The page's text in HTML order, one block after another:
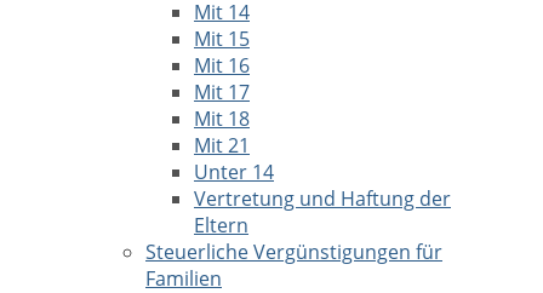
Mit 14
Mit 15
Mit 16
Mit 17
Mit 18
Mit 21
Unter 14
Vertretung und Haftung der
Eltern
Steuerliche Vergünstigungen für
Familien